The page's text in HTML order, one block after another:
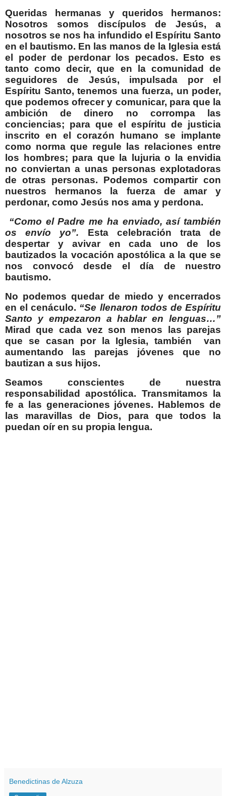
Queridas hermanas y queridos hermanos:
Nosotros somos discípulos de Jesús, a
nosotros se nos ha infundido el Espíritu Santo
en el bautismo. En las manos de la Iglesia está
el poder de perdonar los pecados. Esto es
tanto como decir, que en la comunidad de
seguidores de Jesús, impulsada por el
Espíritu Santo, tenemos una fuerza, un poder,
que podemos ofrecer y comunicar, para que la
ambición de dinero no corrompa las
conciencias; para que el espíritu de justicia
inscrito en el corazón humano se implante
como norma que regule las relaciones entre
los hombres; para que la lujuria o la envidia
no conviertan a unas personas explotadoras
de otras personas. Podemos compartir con
nuestros hermanos la fuerza de amar y
perdonar, como Jesús nos ama y perdona.
“Como el Padre me ha enviado, así también
os envío yo”. Esta celebración trata de
despertar y avivar en cada uno de los
bautizados la vocación apostólica a la que se
nos convocó desde el día de nuestro
bautismo.
No podemos quedar de miedo y encerrados
en el cenáculo. “Se llenaron todos de Espíritu
Santo y empezaron a hablar en lenguas…”
Mirad que cada vez son menos las parejas
que se casan por la Iglesia, también
van
aumentando las parejas jóvenes que no
bautizan a sus hijos.
Seamos conscientes de nuestra
responsabilidad apostólica. Transmitamos la
fe a las generaciones jóvenes. Hablemos de
las maravillas de Dios, para que todos la
puedan oír en su propia lengua.
Benedictinas de Alzuza